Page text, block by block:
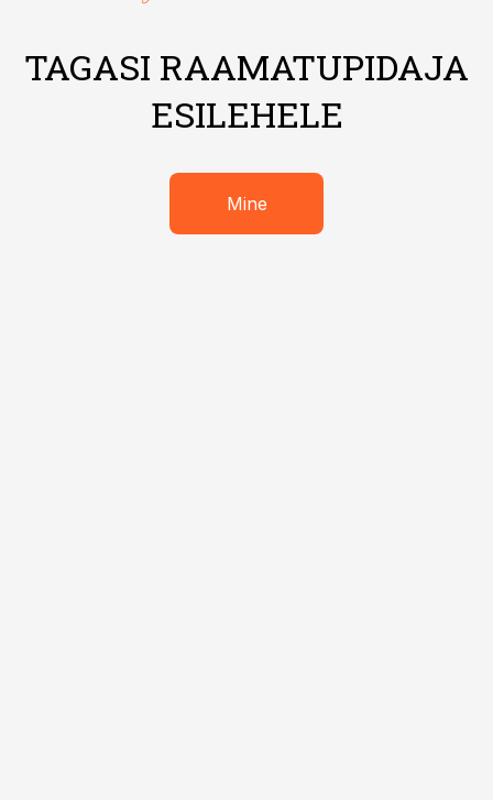
TAGASI RAAMATUPIDAJA
ESILEHELE
Mine